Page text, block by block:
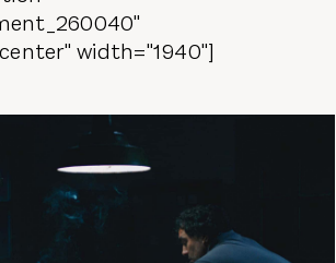
width="1940"]